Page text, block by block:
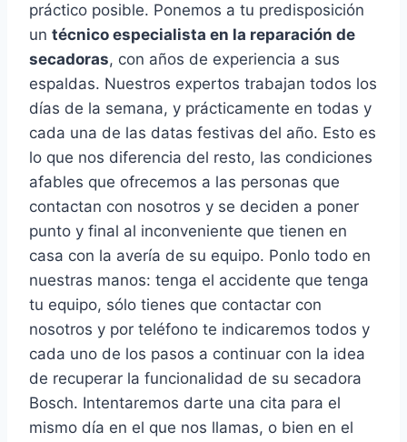
práctico posible. Ponemos a tu predisposición
un técnico especialista en la reparación de
secadoras, con años de experiencia a sus
espaldas. Nuestros expertos trabajan todos los
días de la semana, y prácticamente en todas y
cada una de las datas festivas del año. Esto es
lo que nos diferencia del resto, las condiciones
afables que ofrecemos a las personas que
contactan con nosotros y se deciden a poner
punto y final al inconveniente que tienen en
casa con la avería de su equipo. Ponlo todo en
nuestras manos: tenga el accidente que tenga
tu equipo, sólo tienes que contactar con
nosotros y por teléfono te indicaremos todos y
cada uno de los pasos a continuar con la idea
de recuperar la funcionalidad de su secadora
Bosch. Intentaremos darte una cita para el
mismo día en el que nos llamas, o bien en el